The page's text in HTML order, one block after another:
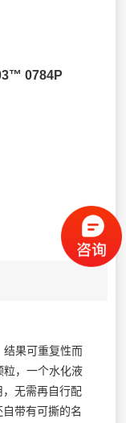
0784P
果可重复性而
，一个水化液
无需再自行配
带有可撕的名